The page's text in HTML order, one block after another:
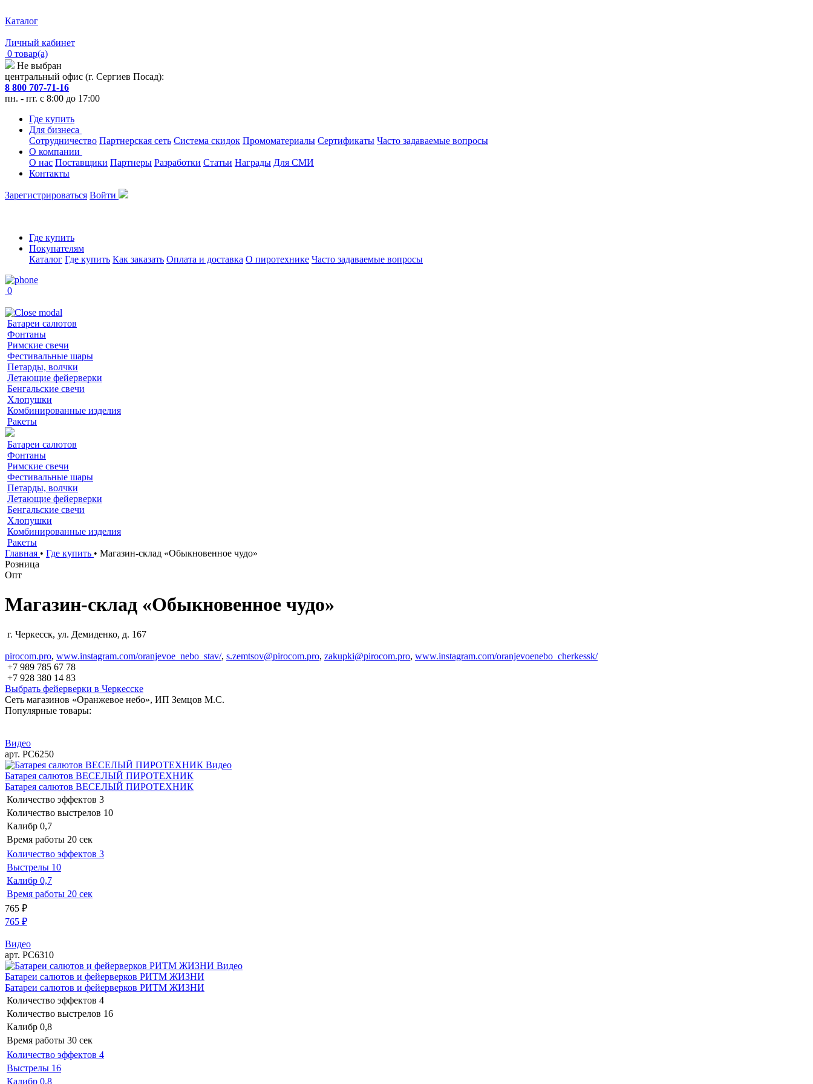
Каталог
Личный кабинет
0 товар(а)
Не выбран
центральный офис (г. Сергиев Посад):
8 800 707-71-16
пн. - пт. с 8:00 до 17:00
Где купить
Для бизнеса
Сотрудничество Партнерская сеть Система скидок Промоматериалы Сертификаты Часто задаваемые вопросы
О компании
О нас Поставщики Партнеры Разработки Статьи Награды Для СМИ
Контакты
Зарегистрироваться Войти
Где купить
Покупателям
Каталог Где купить Как заказать Оплата и доставка О пиротехнике Часто задаваемые вопросы
0
Батареи салютов
Фонтаны
Римские свечи
Фестивальные шары
Петарды, волчки
Летающие фейерверки
Бенгальские свечи
Хлопушки
Комбинированные изделия
Ракеты
Батареи салютов
Фонтаны
Римские свечи
Фестивальные шары
Петарды, волчки
Летающие фейерверки
Бенгальские свечи
Хлопушки
Комбинированные изделия
Ракеты
Главная • Где купить • Магазин-склад «Обыкновенное чудо»
Розница
Опт
Магазин-склад «Обыкновенное чудо»
г. Черкесск, ул. Демиденко, д. 167
pirocom.pro, www.instagram.com/oranjevoe_nebo_stav/, s.zemtsov@pirocom.pro, zakupki@pirocom.pro, www.instagram.com/oranjevoenebo_cherkessk/
+7 989 785 67 78
+7 928 380 14 83
Выбрать фейерверки в Черкесске
Сеть магазинов «Оранжевое небо», ИП Земцов М.С.
Популярные товары:
Видео
арт. РС6250
Видео
Батарея салютов ВЕСЕЛЫЙ ПИРОТЕХНИК
Батарея салютов ВЕСЕЛЫЙ ПИРОТЕХНИК
Количество эффектов 3
Количество выстрелов 10
Калибр 0,7
Время работы 20 сек
Количество эффектов 3
Выстрелы 10
Калибр 0,7
Время работы 20 сек
765 ₽
765 ₽
Видео
арт. РС6310
Видео
Батареи салютов и фейерверков РИТМ ЖИЗНИ
Батареи салютов и фейерверков РИТМ ЖИЗНИ
Количество эффектов 4
Количество выстрелов 16
Калибр 0,8
Время работы 30 сек
Количество эффектов 4
Выстрелы 16
Калибр 0,8